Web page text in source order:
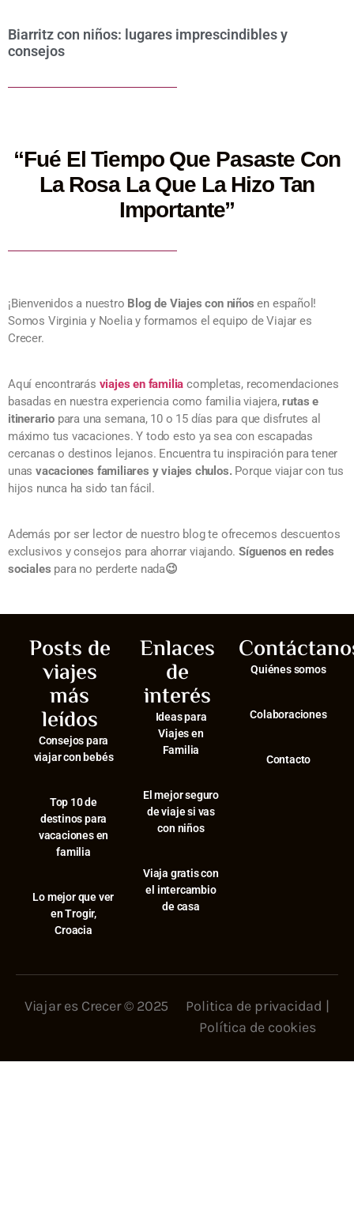
Biarritz con niños: lugares imprescindibles y
consejos
“Fué El Tiempo Que Pasaste Con
La Rosa La Que La Hizo Tan
Importante”
¡Bienvenidos a nuestro Blog de Viajes con niños en español !
Somos Virginia y Noelia y formamos el equipo de Viajar es
Crecer.
Aquí encontrarás viajes en familia completas, recomendaciones
basadas en nuestra experiencia como familia viajera, rutas e
itinerario para una semana, 10 o 15 días para que disfrutes al
máximo tus vacaciones. Y todo esto ya sea con escapadas
cercanas o destinos lejanos. Encuentra tu inspiración para tener
unas vacaciones familiares y viajes chulos. Porque viajar con tus
hijos nunca ha sido tan fácil.
Además por ser lector de nuestro blog te ofrecemos descuentos
exclusivos y consejos para ahorrar viajando.Síguenos en redes
sociales para no perderte nada😉
Posts de
viajes
más
leídos
Consejos para
viajar con bebés
⁠Top 10 de
destinos para
vacaciones en
familia
⁠Lo mejor que ver
en Trogir,
Croacia
Enlaces
de
interés
Ideas para
Viajes en
Familia
El mejor seguro
de viaje si vas
con niños
Viaja gratis con
el intercambio
de casa
Quiénes somos
Colaboraciones
Contacto
Viajar es Crecer © 2025 Politica de privacidad |
Política de cookies